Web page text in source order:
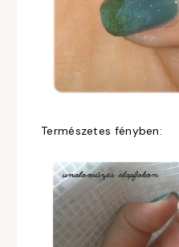
Természetes fényben: